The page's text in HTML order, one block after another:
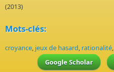
(2013)
Mots-clés:
croyance, jeux de hasard, rationalité,
Google Scholar